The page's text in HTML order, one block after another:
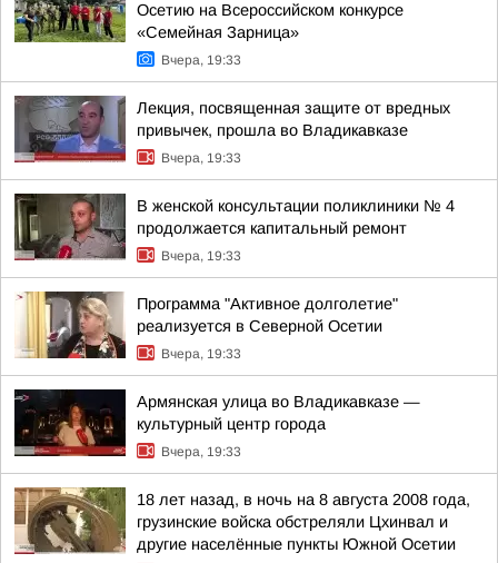
Осетию на Всероссийском конкурсе
«Семейная Зарница»
Вчера, 19:33
Лекция, посвященная защите от вредных
привычек, прошла во Владикавказе
Вчера, 19:33
В женской консультации поликлиники № 4
продолжается капитальный ремонт
Вчера, 19:33
Программа "Активное долголетие"
реализуется в Северной Осетии
Вчера, 19:33
Армянская улица во Владикавказе —
культурный центр города
Вчера, 19:33
18 лет назад, в ночь на 8 августа 2008 года,
грузинские войска обстреляли Цхинвал и
другие населённые пункты Южной Осетии